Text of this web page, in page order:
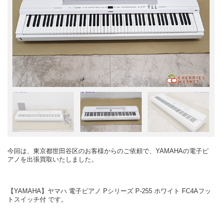
今回は、東京都世田谷区のお客様からのご依頼で、YAMAHAの電子ピ
アノを出張買取いたしました。
【YAMAHA】ヤマハ 電子ピアノ Pシリーズ P-255 ホワイト FC4Aフッ
トスイッチ付 です。